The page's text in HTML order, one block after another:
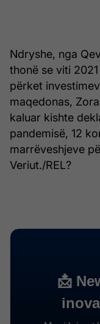
Ndryshe, nga
thonë se viti
përket
maqedonas,
kaluar kishte
pandemisë, 12
marrëveshjeve
Veriut./REL?